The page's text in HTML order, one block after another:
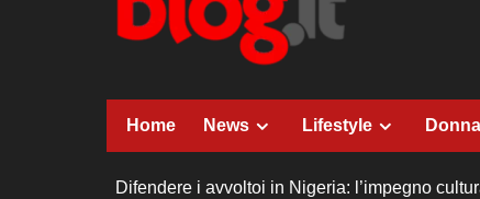
Home News Lifestyle Donna
Difendere i avvoltoi in Nigeria: l’impegno